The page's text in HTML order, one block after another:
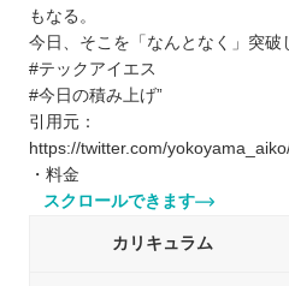
もなる。
今日、そこを「なんとなく」突
#テックアイエス
#今日の積み上げ”
引用元：
https://twitter.com/
・料金
スクロールできます
カリキュラム